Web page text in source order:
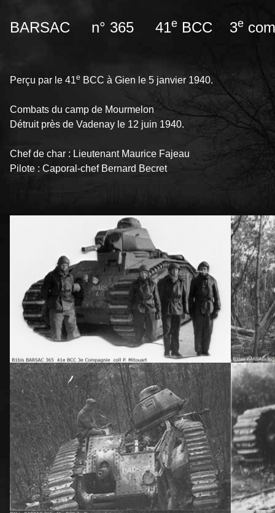
BARSAC n° 365 41e BCC 3e
Perçu par le 41e BCC à Gien le 5 janvier 1940.
Combats du camp de Mourmelon
Détruit près de Vadenay le 12 juin 1940.
Chef de char : Lieutenant Maurice Fajeau
Pilote : Caporal-chef Bernard Becret